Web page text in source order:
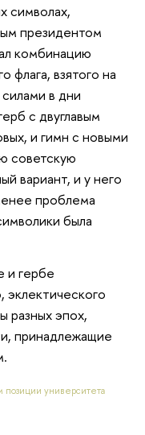
символах,
президентом
комбинацию
флага, взятого на
в дни
с двуглавым
и гимн с новыми
советскую
вариант, и у него
проблема
была
и гербе
эклектического
разных эпох,
принадлежащие
университета